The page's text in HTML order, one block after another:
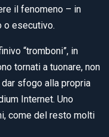
il fenomeno – in
o esecutivo.
“tromboni”, in
tornati a tuonare, non
sfogo alla propria
Internet. Uno
come del resto molti